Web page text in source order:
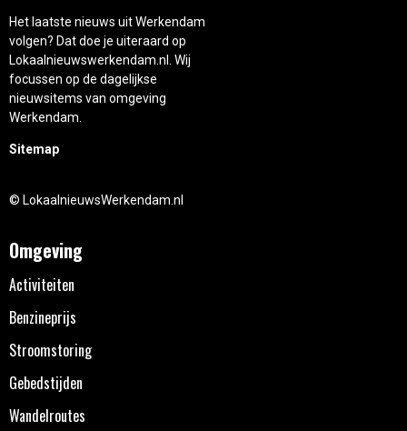
Het laatste nieuws uit Werkendam
volgen? Dat doe je uiteraard op
Lokaalnieuwswerkendam.nl. Wij
focussen op de dagelijkse
nieuwsitems van omgeving
Werkendam.
Sitemap
© LokaalnieuwsWerkendam.nl
Omgeving
Activiteiten
Benzineprijs
Stroomstoring
Gebedstijden
Wandelroutes